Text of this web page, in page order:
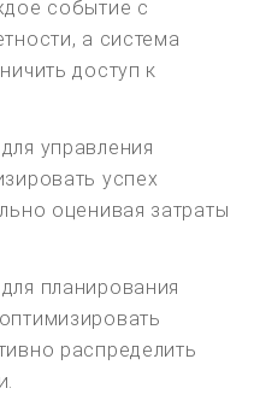
событие с
а система
доступ к
управления
успех
оценивая затраты
планирования
распределить